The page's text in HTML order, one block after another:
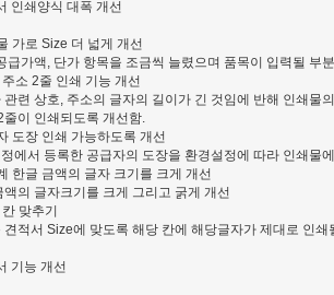
인쇄양식 대폭 개선
가로 Size 더 넓게 개선
급가액, 단가 항목을 조금씩 늘렸으며 품목이 입력될 부
소 2줄 인쇄 기능 개선
관련 상호, 주소의 글자의 길이가 긴 것임에 반해 인쇄물
줄이 인쇄되도록 개선함.
도장 인쇄 가능하도록 개선
에서 등록한 공급자의 도장을 환경설정에 따라 인쇄물
한글 금액의 글자 크기를 크게 개선
액의 글자크기를 크게 그리고 굵게 개선
맞추기
견적서 Size에 맞도록 해당 칸에 해당글자가 제대로 인쇄
기능 개선